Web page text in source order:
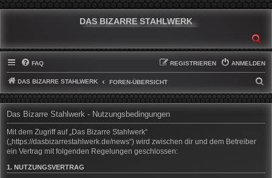
DAS BIZARRE STAHLWERK
FAQ ANMELDEN
REGISTRIEREN
DAS BIZARRE STAHLWERK FOREN-ÜBERSICHT
U
H
Das Bizarre Stahlwerk - Nutzungsbedingungen
Mit dem Zugriff auf „Das Bizarre Stahlwerk“
(„https://dasbizarrestahlwerk.de/news“) wird zwischen dir und dem Betreiber
ein Vertrag mit folgenden Regelungen geschlossen:
1. NUTZUNGSVERTRAG